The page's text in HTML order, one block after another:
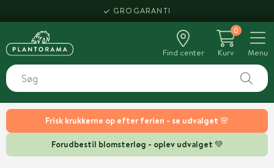
Frisk krukkerne op efter ferien - se udvalget 🌸
Forudbestil blomsterløg - oplev udvalget 💚
GROGARANTI
Find center
0
Kurv
Menu